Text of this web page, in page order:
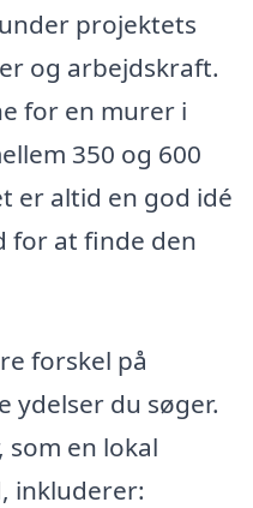
projektets
og arbejdskraft.
for en murer i
350 og 600
er altid en god idé
for at finde den
forskel på
ydelser du søger.
som en lokal
inkluderer: